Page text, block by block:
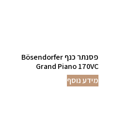
פסנתר כנף Bösendorfer
Grand Piano 170VC
מידע נוסף